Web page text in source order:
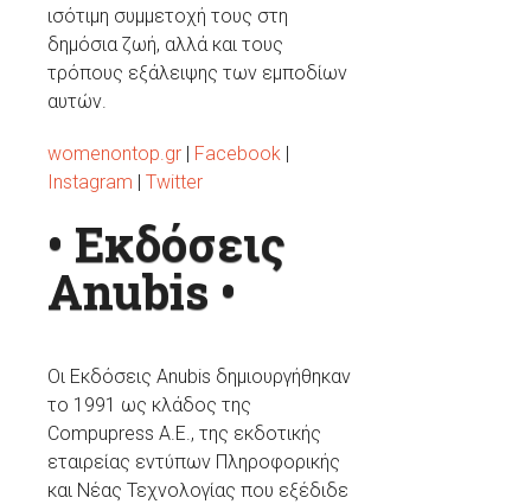
ισότιμη συμμετοχή τους στη
δημόσια ζωή, αλλά και τους
τρόπους εξάλειψης των εμποδίων
αυτών.
womenontop.gr | Facebook |
Instagram | Twitter
• Εκδόσεις
Anubis •
Οι Εκδόσεις Anubis δημιουργήθηκαν
το 1991 ως κλάδος της
Compupress A.E., της εκδοτικής
εταιρείας εντύπων Πληροφορικής
και Νέας Τεχνολογίας που εξέδιδε